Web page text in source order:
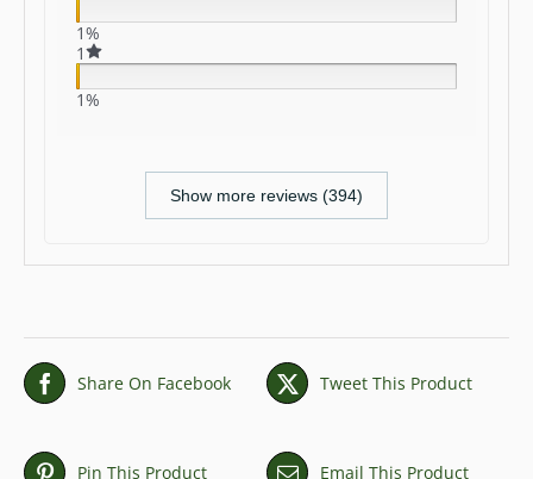
1%
1
1%
Show more reviews (394)
Share On Facebook Tweet This Product
Pin This Product Email This Product